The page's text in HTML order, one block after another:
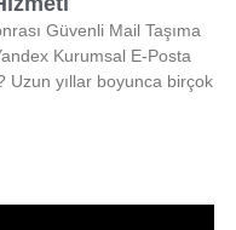
Güvenli Mail Taşıma
Kurumsal E-Posta
Uzun yıllar boyunca birçok